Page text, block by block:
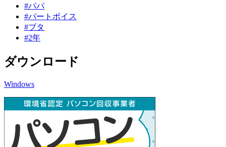
#パパ
#パートボイス
#ブタ
#2年
ダウンロード
Windows